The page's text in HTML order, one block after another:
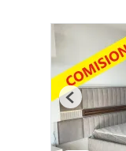
Previous